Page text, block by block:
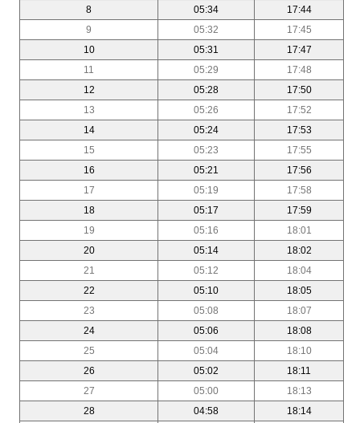
8
05:34
17:44
9
05:32
17:45
10
05:31
17:47
11
05:29
17:48
12
05:28
17:50
13
05:26
17:52
14
05:24
17:53
15
05:23
17:55
16
05:21
17:56
17
05:19
17:58
18
05:17
17:59
19
05:16
18:01
20
05:14
18:02
21
05:12
18:04
22
05:10
18:05
23
05:08
18:07
24
05:06
18:08
25
05:04
18:10
26
05:02
18:11
27
05:00
18:13
28
04:58
18:14